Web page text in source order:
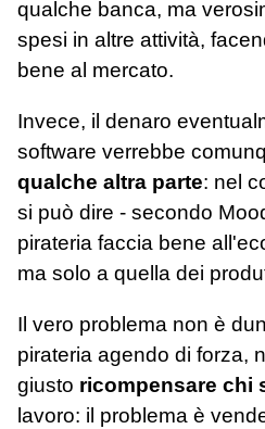
qualche banca, ma
spesi in altre attività,
bene al mercato.
Invece, il denaro
software verrebbe
qualche altra parte: nel
si può dire - secondo
pirateria faccia bene
ma solo a quella dei
Il vero problema non è
pirateria agendo di forza,
giusto ricompensare chi
lavoro: il problema è